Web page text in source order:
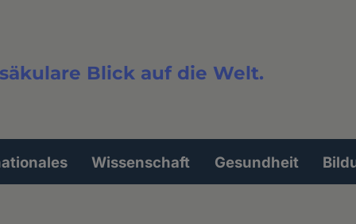
Blick auf die Welt.
Wissenschaft Gesundheit